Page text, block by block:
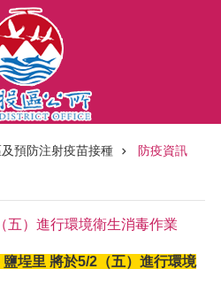
預防注射疫苗接種 防疫資訊
五）進行環境衛生消毒作業
埕里 將於5/2（五）進行環境